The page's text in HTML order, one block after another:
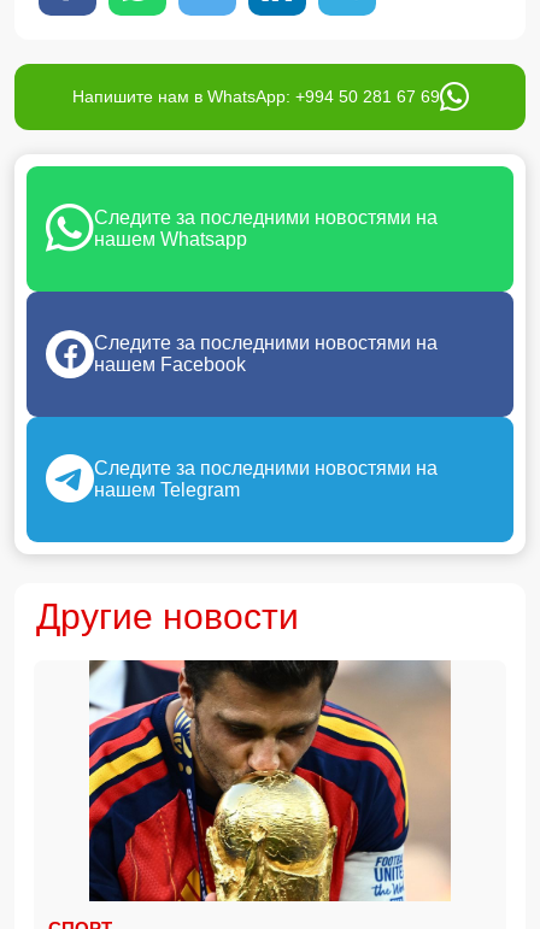
Напишите нам в WhatsApp: +994 50 281 67 69
Следите за последними новостями на
нашем Whatsapp
Следите за последними новостями на
нашем Facebook
Следите за последними новостями на
нашем Telegram
Другие новости